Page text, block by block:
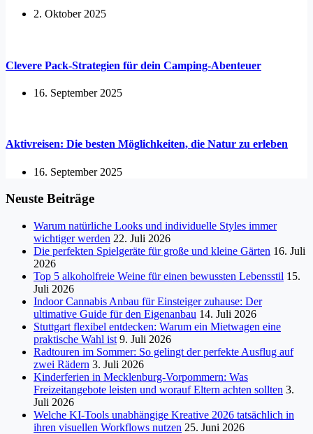
2. Oktober 2025
Clevere Pack-Strategien für dein Camping-Abenteuer
16. September 2025
Aktivreisen: Die besten Möglichkeiten, die Natur zu erleben
16. September 2025
Neuste Beiträge
Warum natürliche Looks und individuelle Styles immer
wichtiger werden 22. Juli 2026
Die perfekten Spielgeräte für große und kleine Gärten 16. Juli
2026
Top 5 alkoholfreie Weine für einen bewussten Lebensstil 15.
Juli 2026
Indoor Cannabis Anbau für Einsteiger zuhause: Der
ultimative Guide für den Eigenanbau 14. Juli 2026
Stuttgart flexibel entdecken: Warum ein Mietwagen eine
praktische Wahl ist 9. Juli 2026
Radtouren im Sommer: So gelingt der perfekte Ausflug auf
zwei Rädern 3. Juli 2026
Kinderferien in Mecklenburg-Vorpommern: Was
Freizeitangebote leisten und worauf Eltern achten sollten 3.
Juli 2026
Welche KI-Tools unabhängige Kreative 2026 tatsächlich in
ihren visuellen Workflows nutzen 25. Juni 2026